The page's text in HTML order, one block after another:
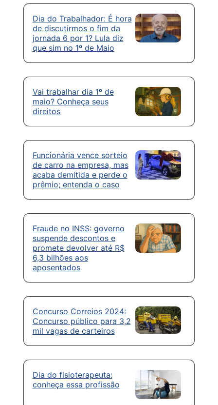
Dia do Trabalhador: É hora
de discutirmos o fim da
jornada 6 por 1? Lula diz
que sim no 1º de Maio
Vai trabalhar dia 1º de
maio? Conheça seus
direitos
Funcionária vence sorteio
de carro na empresa, mas
acaba demitida e perde o
prêmio; entenda o caso
Fraude no INSS: governo
suspende descontos e
promete devolver até R$
6,3 bilhões aos
aposentados
Concurso Correios 2024:
Concurso público para 3,2
mil vagas de carteiros
Dia do fisioterapeuta:
conheça essa profissão